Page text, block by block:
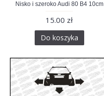
Nisko i szeroko Audi 80 B4 10cm
15.00 zł
Do koszyka